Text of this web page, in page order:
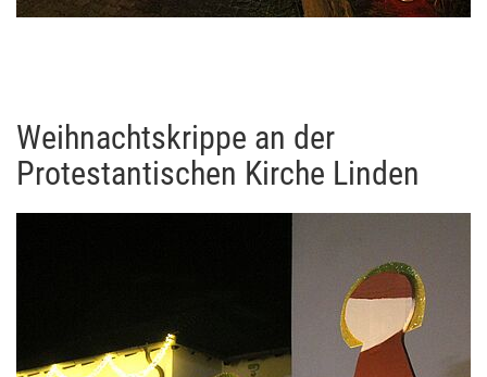
Weihnachtskrippe an der
Protestantischen Kirche Linden